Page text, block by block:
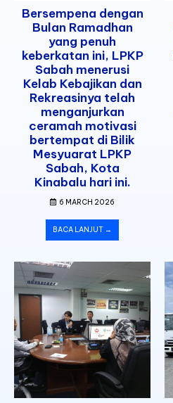
Bersempena dengan
Bulan Ramadhan
yang penuh
keberkatan ini, LPKP
Sabah menerusi
Kelab Kebajikan dan
Rekreasinya telah
menganjurkan
ceramah motivasi
bertempat di Bilik
Mesyuarat LPKP
Sabah, Kota
Kinabalu hari ini.
6 MARCH 2026
BACA LANJUT →